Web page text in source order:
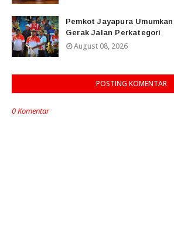
Pemkot Jayapura
Gerak Jalan Perkategori
August 08, 2026
POSTING KOMENTAR
0 Komentar